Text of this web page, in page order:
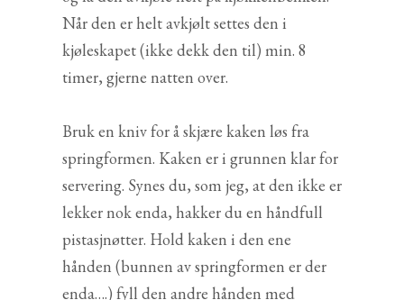
Når den er helt avkjølt settes den i
kjøleskapet (ikke dekk den til) min. 8
timer, gjerne natten over.
Bruk en kniv for å skjære kaken løs fra
springformen. Kaken er i grunnen klar for
servering. Synes du, som jeg, at den ikke er
lekker nok enda, hakker du en håndfull
pistasjnøtter. Hold kaken i den ene
hånden (bunnen av springformen er der
enda….) fyll den andre hånden med